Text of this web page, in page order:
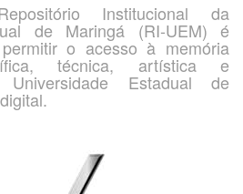
Institucional da
de Maringá (RI-UEM) é
o acesso à memória
técnica, artística e
Universidade Estadual de